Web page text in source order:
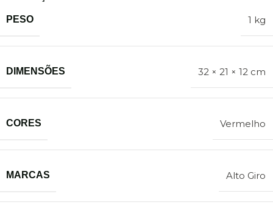
PESO 1 kg
DIMENSÕES 32 × 21 × 12 cm
CORES Vermelho
MARCAS Alto Giro